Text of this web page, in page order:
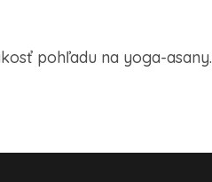
pohľadu na yoga-asany.